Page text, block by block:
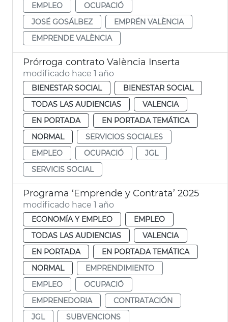
EMPLEO
OCUPACIÓ
JOSÉ GOSÁLBEZ
EMPRÉN VALÈNCIA
EMPRENDE VALÈNCIA
Prórroga contrato València Inserta
modificado hace 1 año
BIENESTAR SOCIAL
BIENESTAR SOCIAL
TODAS LAS AUDIENCIAS
VALENCIA
EN PORTADA
EN PORTADA TEMÁTICA
NORMAL
SERVICIOS SOCIALES
EMPLEO
OCUPACIÓ
JGL
SERVICIS SOCIAL
Programa ‘Emprende y Contrata’ 2025
modificado hace 1 año
ECONOMÍA Y EMPLEO
EMPLEO
TODAS LAS AUDIENCIAS
VALENCIA
EN PORTADA
EN PORTADA TEMÁTICA
NORMAL
EMPRENDIMIENTO
EMPLEO
OCUPACIÓ
EMPRENEDORIA
CONTRATACIÓN
JGL
SUBVENCIONS